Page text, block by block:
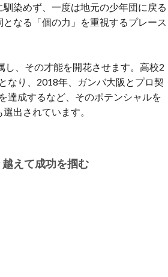
染めず、一度は地元の少年団に戻る
なる「個の力」を重視するプレース
、その才能を開花させます。 高校2
なり、2018年、ガンバ大阪とプロ契
達成するなど、そのポテンシャルを
出されています。
えて成功を掴む